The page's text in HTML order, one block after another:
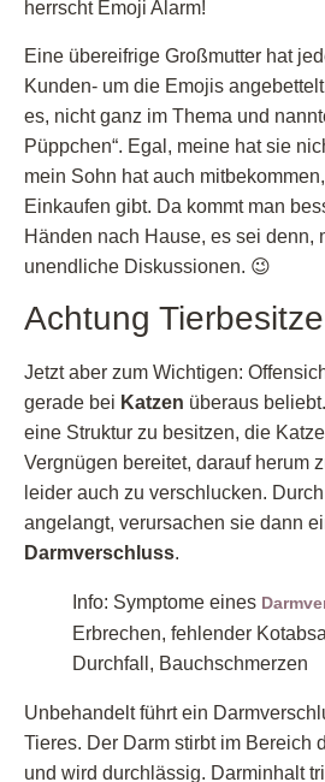
herrscht Emoji Alarm!
Eine übereifrige Großmutter hat
Kunden- um die Emojis
es, nicht ganz im Thema und
Püppchen“. Egal, meine hat sie
mein Sohn hat auch
Einkaufen gibt. Da kommt man
Händen nach Hause, es sei denn,
unendliche Diskussionen. 😉
Achtung
Jetzt aber zum Wichtigen:
gerade bei Katzen überaus
eine Struktur zu besitzen, die
Vergnügen bereitet, darauf herum
leider auch zu verschlucken.
angelangt, verursachen sie dann
Darmverschluss.
Info: Symptome eines
Erbrechen, fehlender
Durchfall, Bauchschmerzen
Unbehandelt führt ein
Tieres. Der Darm stirbt im Bereich
und wird durchlässig. Darminhalt